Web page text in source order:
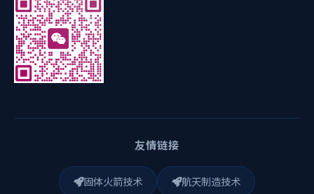
友情链接
固体火箭技术 航天制造技术